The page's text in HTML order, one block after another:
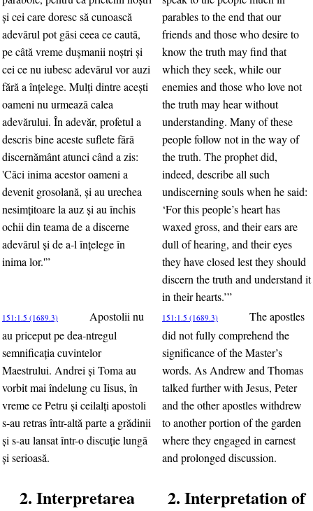
şi cei care doresc să cunoască
adevărul pot găsi ceea ce caută,
pe câtă vreme duşmanii noştri şi
cei ce nu iubesc adevărul vor auzi
fără a înţelege. Mulţi dintre aceşti
oameni nu urmează calea
adevărului. În adevăr, profetul a
descris bine aceste suflete fără
discernământ atunci când a zis:
'Căci inima acestor oameni a
devenit grosolană, şi au urechea
nesimţitoare la auz şi au închis
ochii din teama de a discerne
adevărul şi de a-l înţelege în
inima lor.'”
parables to the end that our
friends and those who desire to
know the truth may find that
which they seek, while our
enemies and those who love not
the truth may hear without
understanding. Many of these
people follow not in the way of
the truth. The prophet did,
indeed, describe all such
undiscerning souls when he said:
‘For this people’s heart has
waxed gross, and their ears are
dull of hearing, and their eyes
they have closed lest they should
discern the truth and understand it
in their hearts.’”
151:1.5 (1689.3)
Apostolii nu
au priceput pe dea-ntregul
semnificaţia cuvintelor
Maestrului. Andrei şi Toma au
vorbit mai îndelung cu Iisus, în
vreme ce Petru şi ceilalţi apostoli
s-au retras într-altă parte a grădinii
şi s-au lansat într-o discuţie lungă
şi serioasă.
151:1.5 (1689.3)
The apostles
did not fully comprehend the
significance of the Master’s
words. As Andrew and Thomas
talked further with Jesus, Peter
and the other apostles withdrew
to another portion of the garden
where they engaged in earnest
and prolonged discussion.
2. Interpretarea
2. Interpretation of